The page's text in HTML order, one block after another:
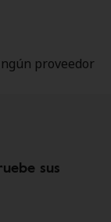
proveedor
sus